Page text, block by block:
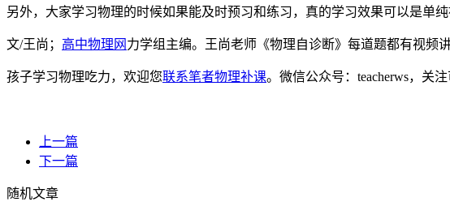
另外，大家学习物理的时候如果能及时预习和练习，真的学习效果可以是单
文/王尚； 高中物理网 力学组主编。王尚老师《物理自诊断》每道题都有视频
孩子学习物理吃力，欢迎您联系笔者物理补课。微信公众号：teacherws，关
上一篇
下一篇
随机文章